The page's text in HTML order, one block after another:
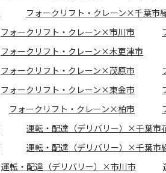
フォークリフト・クレーン×千葉市
フォークリフト・クレーン×市川市
フォークリフト・クレーン×木更津市
フォークリフト・クレーン×茂原市
フォークリフト・クレーン×東金市
フォークリフト・クレーン×柏市
運転・配達（デリバリー）×千葉市
運転・配達（デリバリー）×千葉市
運転・配達（デリバリー）×市川市